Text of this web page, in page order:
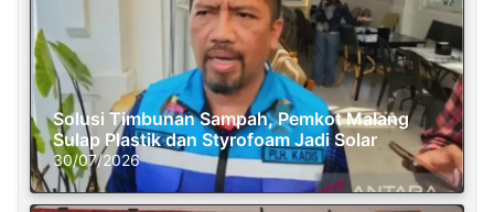
Solusi Timbunan Sampah, Pemkot Malang
Sulap Plastik dan Styrofoam Jadi Solar
30/07/2026